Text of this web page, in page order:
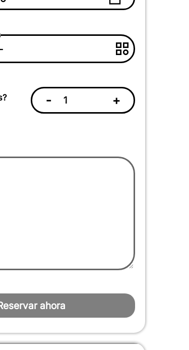
- +
ahora